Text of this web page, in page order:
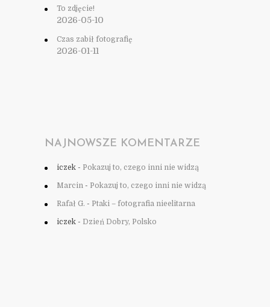
To zdjęcie!
2026-05-10
Czas zabił fotografię
2026-01-11
NAJNOWSZE KOMENTARZE
iczek - Pokazuj to, czego inni nie widzą
Marcin - Pokazuj to, czego inni nie widzą
Rafał G. - Ptaki – fotografia nieelitarna
iczek - Dzień Dobry, Polsko